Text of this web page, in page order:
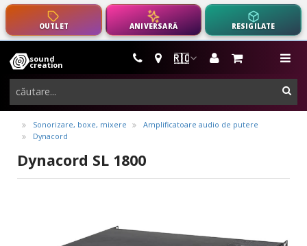
OUTLET ANIVERSARĂ RESIGILATE
🇷🇴
sound
creation
instrumente
muzicale,
echipamente
pro-
audio
Sonorizare, boxe, mixere
Amplificatoare audio de putere
Dynacord
Dynacord SL 1800